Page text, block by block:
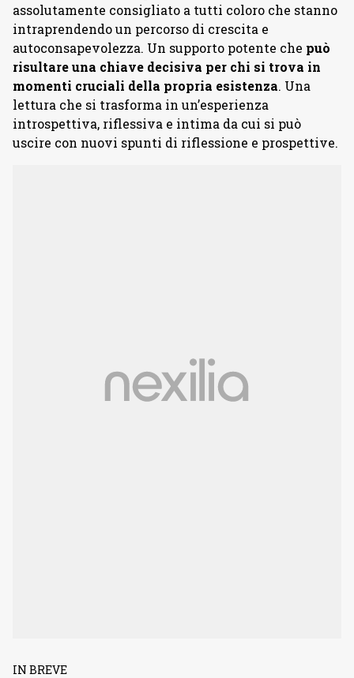
assolutamente consigliato a tutti coloro che stanno
intraprendendo un percorso di crescita e
autoconsapevolezza. Un supporto potente che può
risultare una chiave decisiva per chi si trova in
momenti cruciali della propria esistenza. Una
lettura che si trasforma in un’esperienza
introspettiva, riflessiva e intima da cui si può
uscire con nuovi spunti di riflessione e prospettive.
IN BREVE